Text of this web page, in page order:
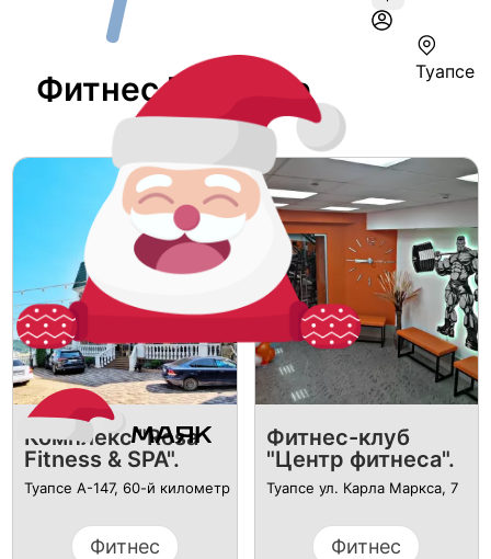
Туапсе
Фитнес В Туапсе
Комплекс "Rosa
Fitness & SPA".
Туапсе А-147, 60-й километр
Фитнес
Фитнес-клуб
"Центр фитнеса".
Туапсе ул. Карла Маркса, 7
Фитнес